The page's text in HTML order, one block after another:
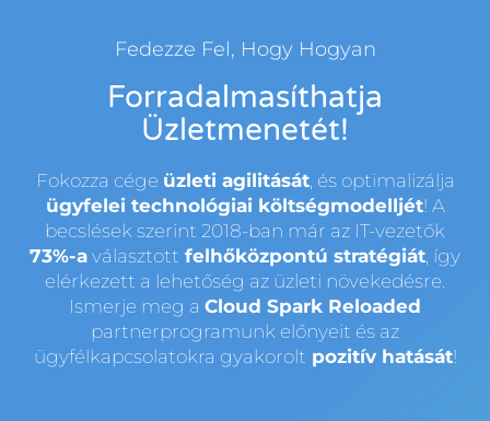
Fedezze Fel, Hogy Hogyan
Forradalmasíthatja
Üzletmenetét!
Fokozza cége üzleti agilitását, és optimalizálja
ügyfelei technológiai költségmodelljét! A
becslések szerint 2018-ban már az IT-vezetők
73%-a választott felhőközpontú stratégiát, így
elérkezett a lehetőség az üzleti növekedésre.
Ismerje meg a Cloud Spark Reloaded
partnerprogramunk előnyeit és az
ügyfélkapcsolatokra gyakorolt pozitív hatását!